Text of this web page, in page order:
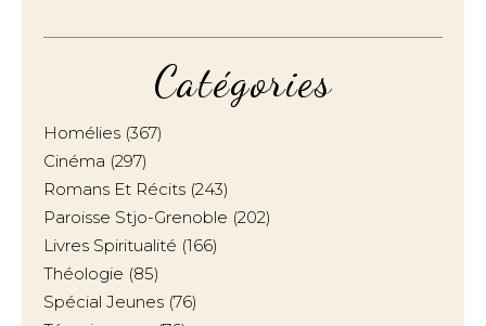
Catégories
Homélies (367)
Cinéma (297)
Romans Et Récits (243)
Paroisse Stjo-Grenoble (202)
Livres Spiritualité (166)
Théologie (85)
Spécial Jeunes (76)